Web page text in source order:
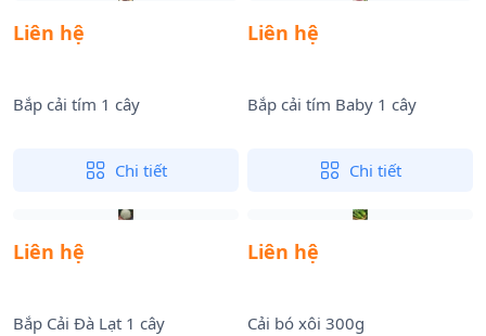
Liên hệ
Bắp cải tím 1 cây
Chi tiết
Liên hệ
Bắp cải tím Baby 1 cây
Chi tiết
Liên hệ
Bắp Cải Đà Lạt 1 cây
Liên hệ
Cải bó xôi 300g